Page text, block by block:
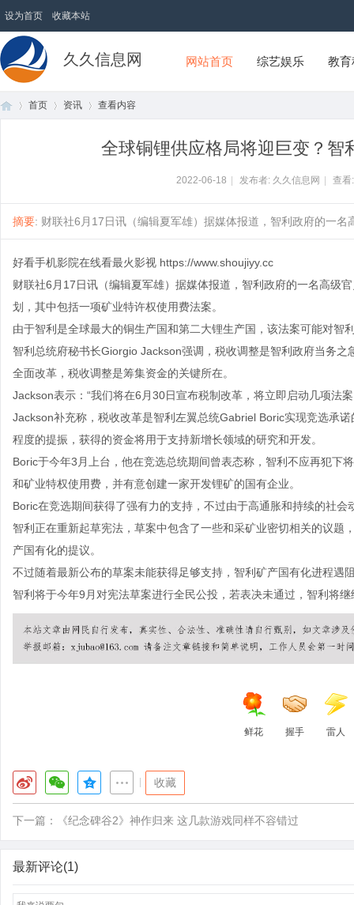
设为首页 收藏本站
久久信息网 网站首页 综艺娱乐 教
首页 资讯 查看内容
全球铜锂供应格局将迎巨变？智
2022-06-18 发布者: 久久信息网 查
摘要: 财联社6月17日讯（编辑夏军雄）据媒体报道，智利政府的一
好看手机影院在线看最火影视 https://www.shoujiyy.cc
财联社6月17日讯（编辑夏军雄）据媒体报道，智利政府的一名高级
划，其中包括一项矿业特许权使用费法案。
由于智利是全球最大的铜生产国和第二大锂生产国，该法案可能对智
智利总统府秘书长Giorgio Jackson强调，税收调整是智利政府当务
全面改革，税收调整是筹集资金的关键所在。
Jackson表示：“我们将在6月30日宣布税制改革，将立即启动几项法
Jackson补充称，税收改革是智利左翼总统Gabriel Boric实现竞选承
程度的提振，获得的资金将用于支持新增长领域的研究和开发。
Boric于今年3月上台，他在竞选总统期间曾表态称，智利不应再犯下
和矿业特权使用费，并有意创建一家开发锂矿的国有企业。
Boric在竞选期间获得了强有力的支持，不过由于高通胀和持续的社
智利正在重新起草宪法，草案中包含了一些和采矿业密切相关的议
产国有化的提议。
不过随着最新公布的草案未能获得足够支持，智利矿产国有化进程遇
智利将于今年9月对宪法草案进行全民公投，若表决未通过，智利将
鲜花 握手 雷人
收藏
下一篇： 《纪念碑谷2》神作归来 这几款游戏同样不容错过
最新评论(1)